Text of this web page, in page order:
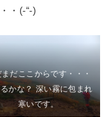
・(-“-)
だここからです・・・
かな？ 深い霧に包まれ
寒いです。